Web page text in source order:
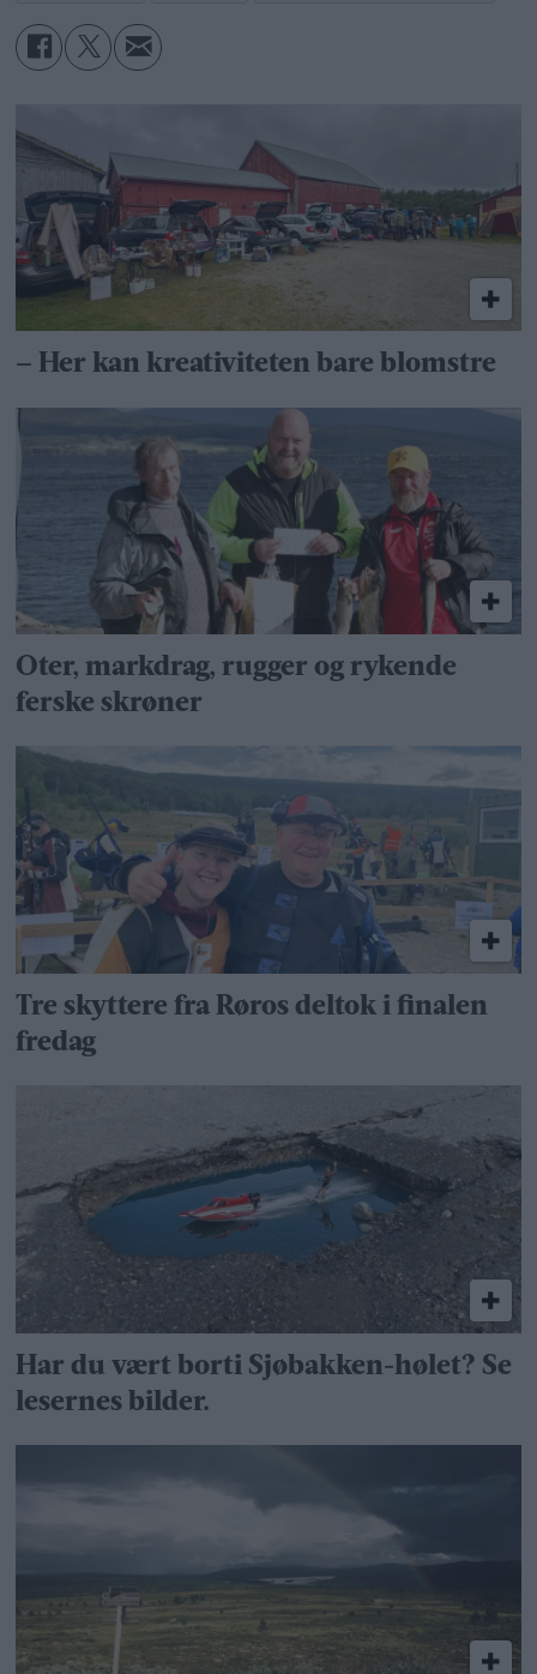
– Her kan kreativiteten bare blomstre
Oter, markdrag, rugger og rykende
ferske skrøner
Tre skyttere fra Røros deltok i finalen
fredag
Har du vært borti Sjøbakken-hølet? Se
lesernes bilder.